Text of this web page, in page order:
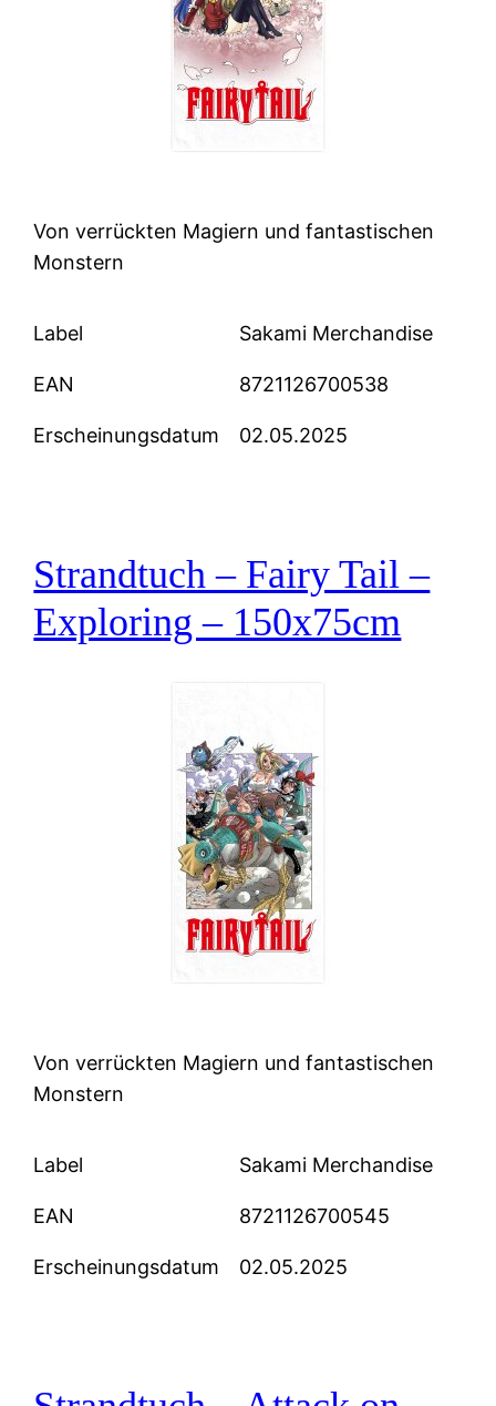
Von verrückten Magiern und fantastischen
Monstern
Label Sakami Merchandise
EAN 8721126700538
Erscheinungsdatum 02.05.2025
Strandtuch – Fairy Tail –
Exploring – 150x75cm
Von verrückten Magiern und fantastischen
Monstern
Label Sakami Merchandise
EAN 8721126700545
Erscheinungsdatum 02.05.2025